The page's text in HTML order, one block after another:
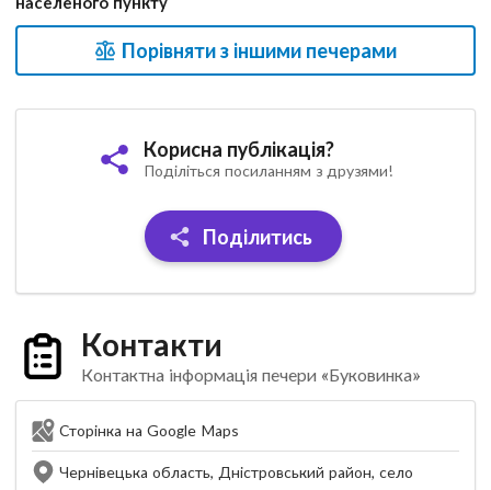
Порівняти з іншими печерами
Корисна публікація?
Поділіться посиланням з друзями!
Поділитись
Контакти
Контактна інформація печери «Буковинка»
Сторінка на Google Maps
Чернівецька область, Дністровський район, село